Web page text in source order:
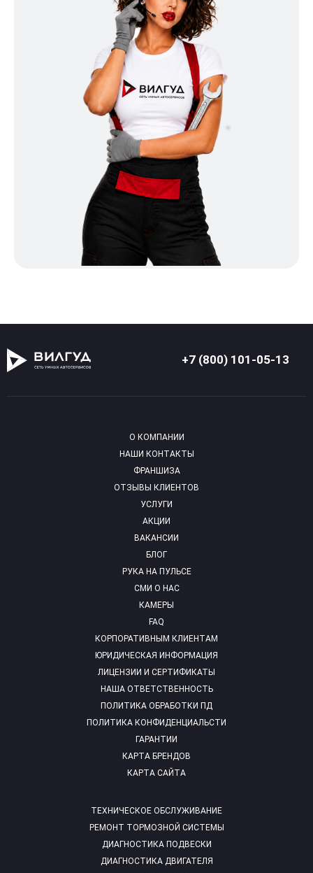
+7 (800) 101-05-13
О КОМПАНИИ
НАШИ КОНТАКТЫ
ФРАНШИЗА
ОТЗЫВЫ КЛИЕНТОВ
УСЛУГИ
АКЦИИ
ВАКАНСИИ
БЛОГ
РУКА НА ПУЛЬСЕ
СМИ О НАС
КАМЕРЫ
FAQ
ТЕХНИЧЕСКОЕ ОБСЛУЖИВАНИЕ
РЕМОНТ ТОРМОЗНОЙ СИСТЕМЫ
ДИАГНОСТИКА ПОДВЕСКИ
ДИАГНОСТИКА ДВИГАТЕЛЯ
КОРПОРАТИВНЫМ КЛИЕНТАМ
ЮРИДИЧЕСКАЯ ИНФОРМАЦИЯ
ЛИЦЕНЗИИ И СЕРТИФИКАТЫ
НАША ОТВЕТСТВЕННОСТЬ
ПОЛИТИКА ОБРАБОТКИ ПД
ПОЛИТИКА КОНФИДЕНЦИАЛЬСТИ
ГАРАНТИИ
КАРТА БРЕНДОВ
КАРТА САЙТА